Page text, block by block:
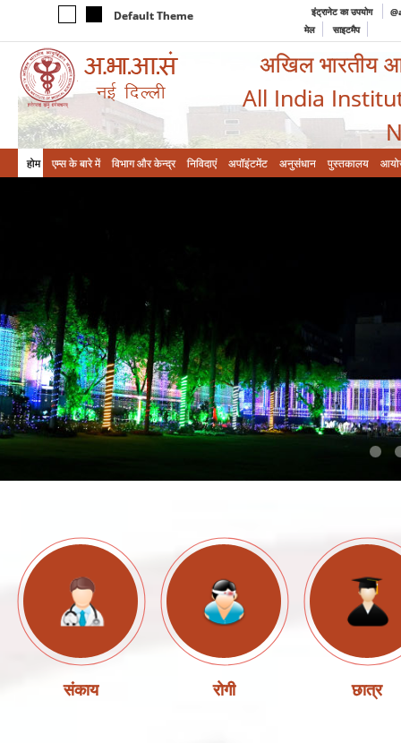
Default Theme इंट्रानेट का उपयोग
मेल
साइटमैप
अखिल भारतीय
All India
होम एम्‍स के बारे में विभाग और केन्‍द्र निविदाएं अपॉइंटमेंट अनुसंधान पुस्तकालय
संकाय रोगी छात्र